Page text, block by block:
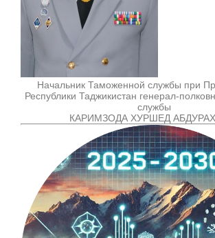
Начальник Таможенной службы при
Республики Таджикистан генерал-
службы
КАРИМЗОДА ХУРШЕД